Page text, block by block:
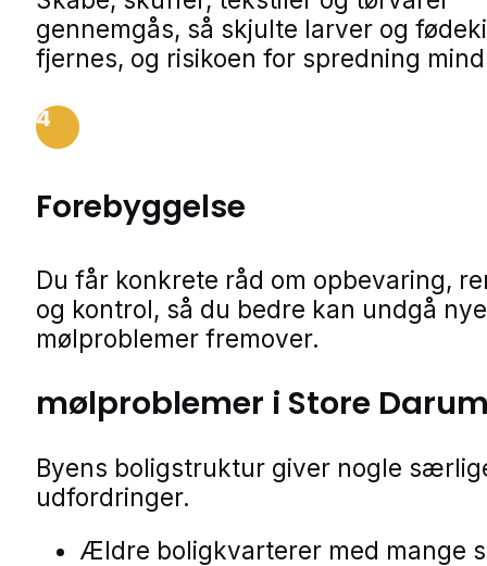
gennemgås, så skjulte larver og
fjernes, og risikoen for spredning
4
Forebyggelse
Du får konkrete råd om opbevaring,
og kontrol, så du bedre kan undgå nye
mølproblemer fremover.
mølproblemer i Store
Byens boligstruktur giver nogle
udfordringer.
Ældre boligkvarterer med mange